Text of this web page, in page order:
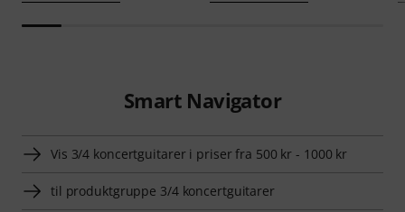
Smart Navigator
Vis 3/4 koncertguitarer i priser fra 500 kr - 1000 kr
til produktgruppe 3/4 koncertguitarer